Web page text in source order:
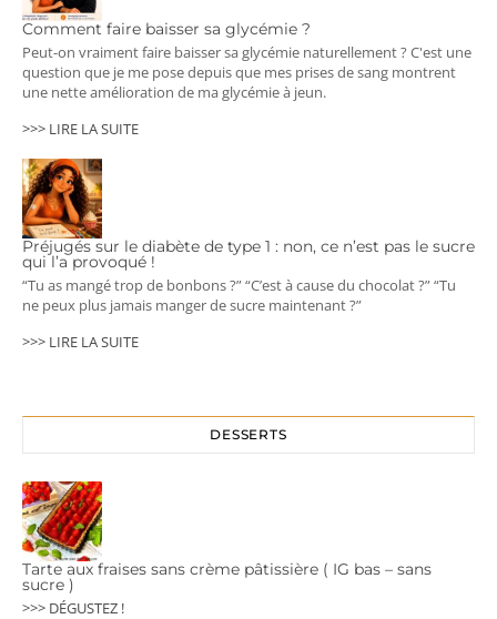
Comment faire baisser sa glycémie ?
Peut-on vraiment faire baisser sa glycémie naturellement ? C'est une
question que je me pose depuis que mes prises de sang montrent
une nette amélioration de ma glycémie à jeun.
>>> LIRE LA SUITE
Préjugés sur le diabète de type 1 : non, ce n’est pas le sucre
qui l’a provoqué !
“Tu as mangé trop de bonbons ?” “C’est à cause du chocolat ?” “Tu
ne peux plus jamais manger de sucre maintenant ?”
>>> LIRE LA SUITE
DESSERTS
Tarte aux fraises sans crème pâtissière ( IG bas – sans
sucre )
>>> DÉGUSTEZ !